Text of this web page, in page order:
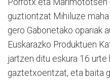
guztiontzat Mihiluze
gero Gabonetako opariak
Euskarazko Produktuen
jar­tzen ditu eskura 16
gaztetxoentzat, eta baita